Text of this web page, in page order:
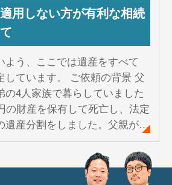
用しない方が有利な相続
う、ここでは遺産をすべて
しています。 ご依頼の背景 父
の4人家族で暮らしていました
の財産を保有して死亡し、法定
遺産分割をしました。父親が…